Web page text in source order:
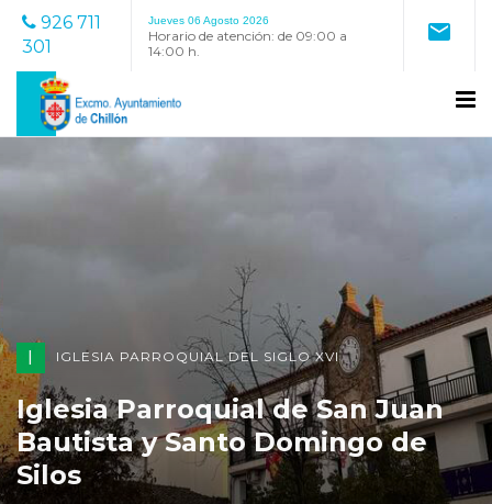
926 711
301
Jueves 06 Agosto 2026
Horario de atención: de 09:00 a
14:00 h.
mail
I IGLESIA PARROQUIAL DEL SIGLO XVI
Iglesia Parroquial de San Juan
Bautista y Santo Domingo de
Silos